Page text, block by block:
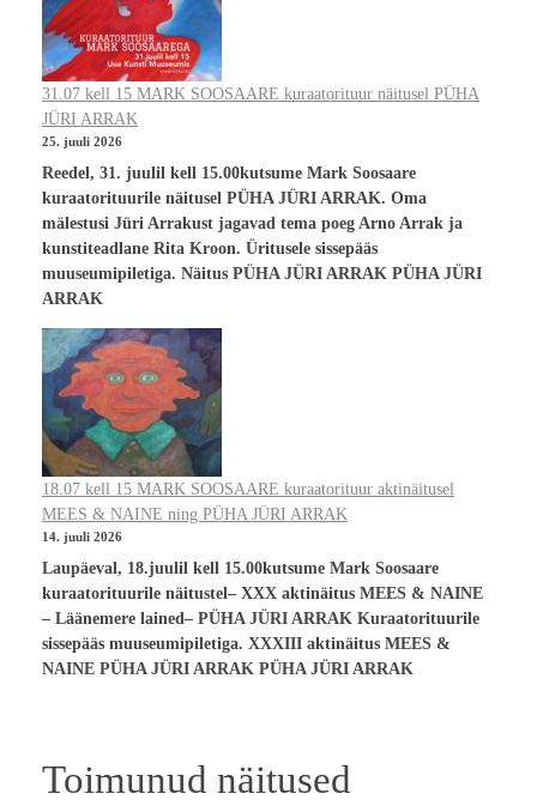
31.07 kell 15 MARK SOOSAARE kuraatorituur näitusel PÜHA
JÜRI ARRAK
25. juuli 2026
Reedel, 31. juulil kell 15.00kutsume Mark Soosaare
kuraatorituurile näitusel PÜHA JÜRI ARRAK. Oma
mälestusi Jüri Arrakust jagavad tema poeg Arno Arrak ja
kunstiteadlane Rita Kroon. Üritusele sissepääs
muuseumipiletiga. Näitus PÜHA JÜRI ARRAK PÜHA JÜRI
ARRAK
18.07 kell 15 MARK SOOSAARE kuraatorituur aktinäitusel
MEES & NAINE ning PÜHA JÜRI ARRAK
14. juuli 2026
Laupäeval, 18.juulil kell 15.00kutsume Mark Soosaare
kuraatorituurile näitustel– XXX aktinäitus MEES & NAINE
– Läänemere lained– PÜHA JÜRI ARRAK Kuraatorituurile
sissepääs muuseumipiletiga. XXXIII aktinäitus MEES &
NAINE PÜHA JÜRI ARRAK PÜHA JÜRI ARRAK
Toimunud näitused